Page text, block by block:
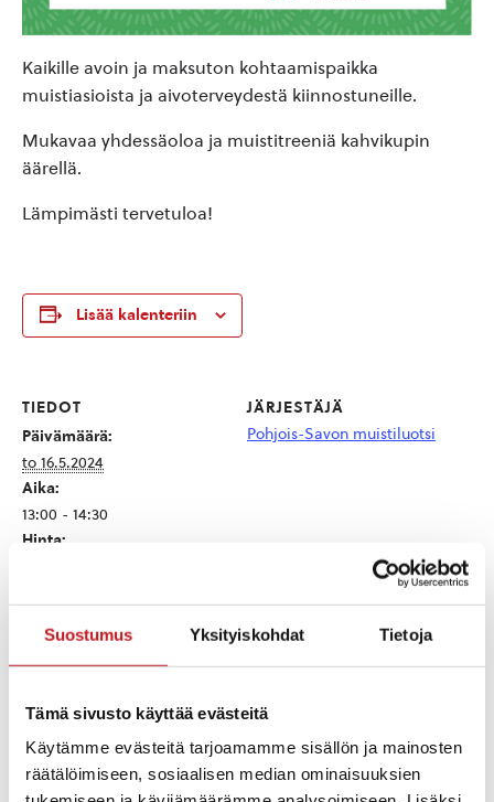
Suostumus Yksityiskohdat Tietoja
Tämä sivusto käyttää evästeitä
Käytämme evästeitä tarjoamamme sisällön ja mainosten
räätälöimiseen, sosiaalisen median ominaisuuksien
Kaikille avoin ja maksuton kohtaamispaikka
muistiasioista ja aivoterveydestä kiinnostuneille.
Mukavaa yhdessäoloa ja muistitreeniä kahvikupin
äärellä.
Lämpimästi tervetuloa!
Lisää kalenteriin
TIEDOT
Päivämäärä:
to 16.5.2024
Aika:
13:00 - 14:30
Hinta:
Kotisivu:
https://www.psmuisti.fi/kal
start_date=5.12.2023&end_
date=&categoryIdAdvance
d=4701&searchType=advan
cedSearch
JÄRJESTÄJÄ
Pohjois-Savon muistiluotsi